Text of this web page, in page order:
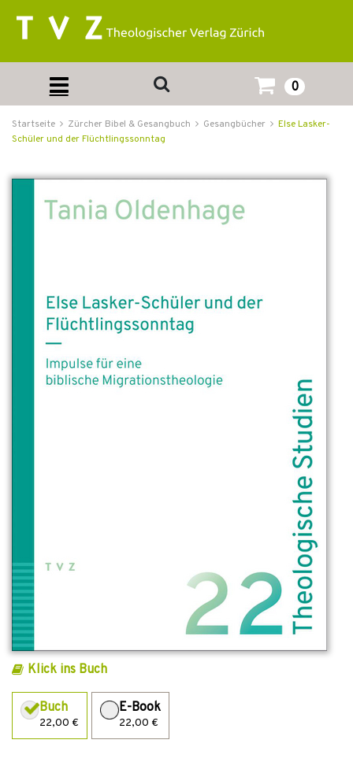
0
Startseite Zürcher Bibel & Gesangbuch Gesangbücher
Else Lasker-
Schüler und der Flüchtlingssonntag
Klick ins Buch
Buch
22,00 €
E-Book
22,00 €